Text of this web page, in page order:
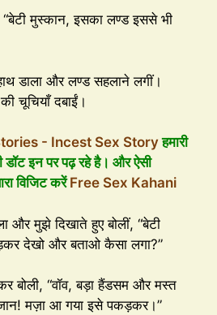
मुस्कान, इसका लण्ड इससे भी
डाला और लण्ड सहलाने लगीं।
चूचियाँ दबाईं।
- Incest Sex Storyहमारी
डॉट इन पर पढ़ रहे है। और ऐसी
विजिट करेंFree Sex Kahani
और मुझे दिखाते हुए बोलीं, “बेटी
देखो और बताओ कैसा लगा?”
बोली, “वॉव, बड़ा हैंडसम और मस्त
मज़ा आ गया इसे पकड़कर।”